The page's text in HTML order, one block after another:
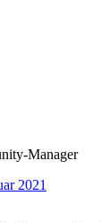
Manager
2021